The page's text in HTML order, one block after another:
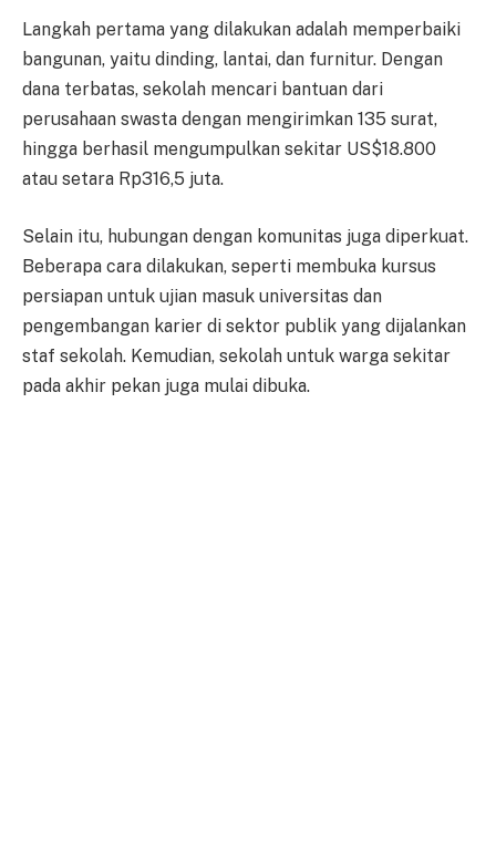
Langkah pertama yang dilakukan adalah memperbaiki
bangunan, yaitu dinding, lantai, dan furnitur. Dengan
dana terbatas, sekolah mencari bantuan dari
perusahaan swasta dengan mengirimkan 135 surat,
hingga berhasil mengumpulkan sekitar US$18.800
atau setara Rp316,5 juta.
Selain itu, hubungan dengan komunitas juga diperkuat.
Beberapa cara dilakukan, seperti membuka kursus
persiapan untuk ujian masuk universitas dan
pengembangan karier di sektor publik yang dijalankan
staf sekolah. Kemudian, sekolah untuk warga sekitar
pada akhir pekan juga mulai dibuka.